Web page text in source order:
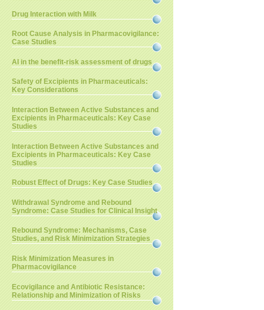
Drug Interaction with Milk
Root Cause Analysis in Pharmacovigilance:
Case Studies
AI in the benefit-risk assessment of drugs
Safety of Excipients in Pharmaceuticals:
Key Considerations
Interaction Between Active Substances and
Excipients in Pharmaceuticals: Key Case
Studies
Interaction Between Active Substances and
Excipients in Pharmaceuticals: Key Case
Studies
Robust Effect of Drugs: Key Case Studies
Withdrawal Syndrome and Rebound
Syndrome: Case Studies for Clinical Insight
Rebound Syndrome: Mechanisms, Case
Studies, and Risk Minimization Strategies
Risk Minimization Measures in
Pharmacovigilance
Ecovigilance and Antibiotic Resistance:
Relationship and Minimization of Risks